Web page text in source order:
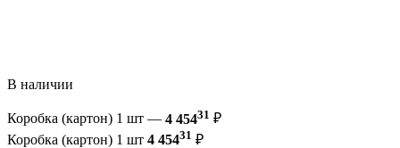
В наличии
Коробка (картон) 1 шт — 4 45431 ₽
Коробка (картон) 1 шт 4 45431 ₽